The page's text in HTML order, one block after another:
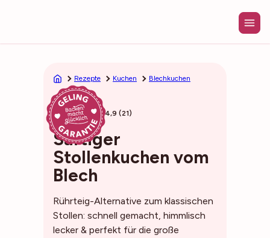
Rezepte Kuchen Blechkuchen
54min 4,9 (21)
Saftiger
Stollenkuchen vom
Blech
Rührteig-Alternative zum klassischen
Stollen: schnell gemacht, himmlisch
lecker & perfekt für die große